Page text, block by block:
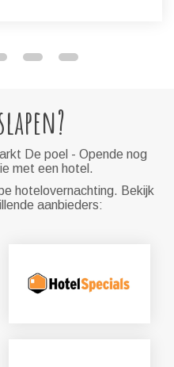
De poel - Opende nog
met een hotel.
hotelovernachting. Bekijk
aanbieders: